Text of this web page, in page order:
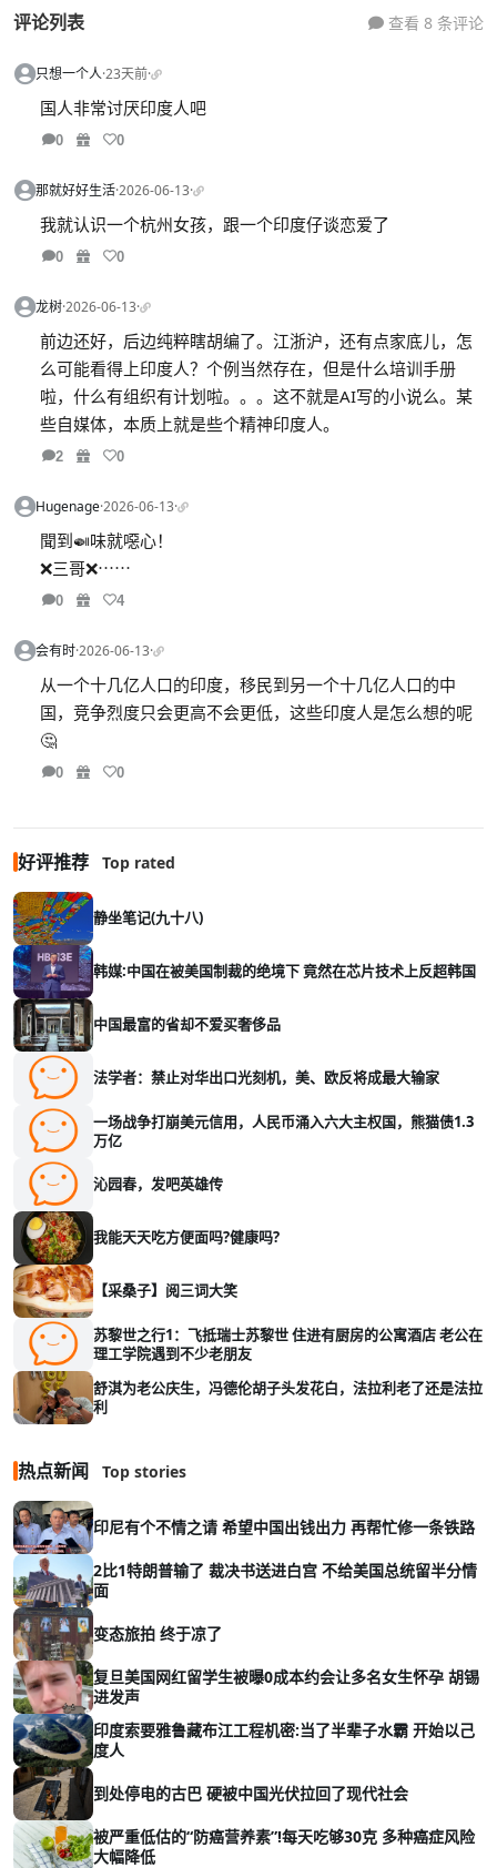
评论列表 查看 8 条评论
只想一个人·23天前·
国人非常讨厌印度人吧
0 0
那就好好生活·2026-06-13·
我就认识一个杭州女孩，跟一个印度仔谈恋爱了
0 0
龙树·2026-06-13·
前边还好，后边纯粹瞎胡编了。江浙沪，还有点家底儿，怎
么可能看得上印度人？个例当然存在，但是什么培训手册
啦，什么有组织有计划啦。。。这不就是AI写的小说么。某
些自媒体，本质上就是些个精神印度人。
2 0
Hugenage·2026-06-13·
聞到🍛味就噁心！
❌三哥❌⋯⋯
0 4
会有时·2026-06-13·
从一个十几亿人口的印度，移民到另一个十几亿人口的中
国，竞争烈度只会更高不会更低，这些印度人是怎么想的呢
🤔
0 0
好评推荐 Top rated
静坐笔记(九十八)
韩媒:中国在被美国制裁的绝境下 竟然在芯片技术上反超韩国
中国最富的省却不爱买奢侈品
法学者：禁止对华出口光刻机，美、欧反将成最大输家
一场战争打崩美元信用，人民币涌入六大主权国，熊猫债1.3
万亿
沁园春，发吧英雄传
我能天天吃方便面吗?健康吗?
【采桑子】阅三词大笑
苏黎世之行1：飞抵瑞士苏黎世 住进有厨房的公寓酒店 老公在
理工学院遇到不少老朋友
舒淇为老公庆生，冯德伦胡子头发花白，法拉利老了还是法拉
利
热点新闻 Top stories
印尼有个不情之请 希望中国出钱出力 再帮忙修一条铁路
2比1特朗普输了 裁决书送进白宫 不给美国总统留半分情
面
变态旅拍 终于凉了
复旦美国网红留学生被曝0成本约会让多名女生怀孕 胡锡
进发声
印度索要雅鲁藏布江工程机密:当了半辈子水霸 开始以己
度人
到处停电的古巴 硬被中国光伏拉回了现代社会
被严重低估的“防癌营养素”!每天吃够30克 多种癌症风险
大幅降低